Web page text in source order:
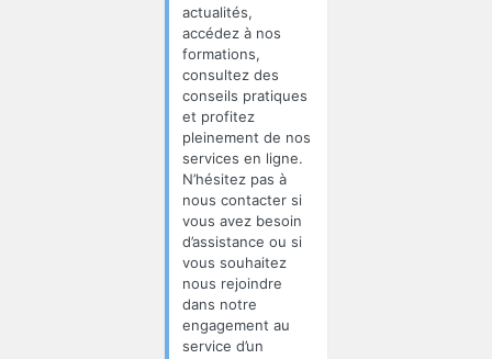
actualités,
accédez à nos
formations,
consultez des
conseils pratiques
et profitez
pleinement de nos
services en ligne.
N’hésitez pas à
nous contacter si
vous avez besoin
d’assistance ou si
vous souhaitez
nous rejoindre
dans notre
engagement au
service d’un